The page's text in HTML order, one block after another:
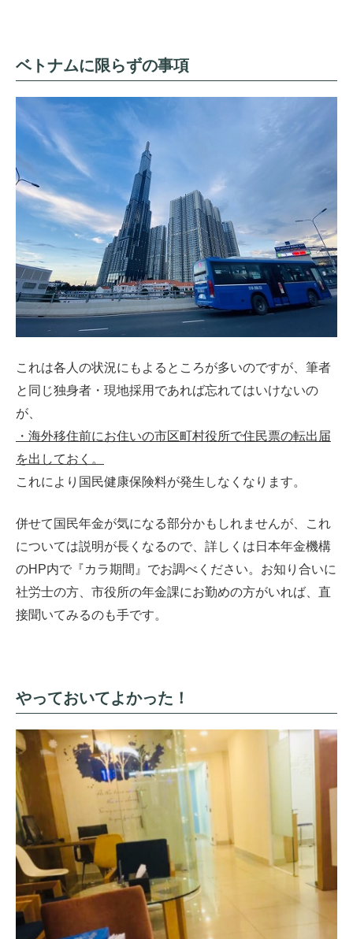
ベトナムに限らずの事項
これは各人の状況にもよるところが多いのですが、筆者
と同じ独身者・現地採用であれば忘れてはいけないの
が、
・海外移住前にお住いの市区町村役所で住民票の転出届
を出しておく。
これにより国民健康保険料が発生しなくなります。
併せて国民年金が気になる部分かもしれませんが、これ
については説明が長くなるので、詳しくは日本年金機構
のHP内で『カラ期間』でお調べください。お知り合いに
社労士の方、市役所の年金課にお勤めの方がいれば、直
接聞いてみるのも手です。
やっておいてよかった！